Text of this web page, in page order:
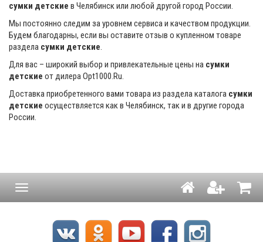
сумки детские в Челябинск или любой другой город России.
Мы постоянно следим за уровнем сервиса и качеством продукции.
Будем благодарны, если вы оставите отзыв о купленном товаре
раздела сумки детские.
Для вас – широкий выбор и привлекательные цены на сумки
детские от дилера Opt1000.Ru.
Доставка приобретенного вами товара из раздела каталога сумки
детские осуществляется как в Челябинск, так и в другие города
России.
Навигация